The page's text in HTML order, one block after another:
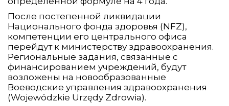
После постепенной ликвидации
Национального фонда здоровья (NFZ),
компетенции его центрального офиса
перейдут к министерству здравоохранения.
Региональные задания, связанные с
финансированием учреждений, будут
возложены на новообразованные
Воеводские управления здравоохранения
(Wojewódzkie Urzędy Zdrowia).